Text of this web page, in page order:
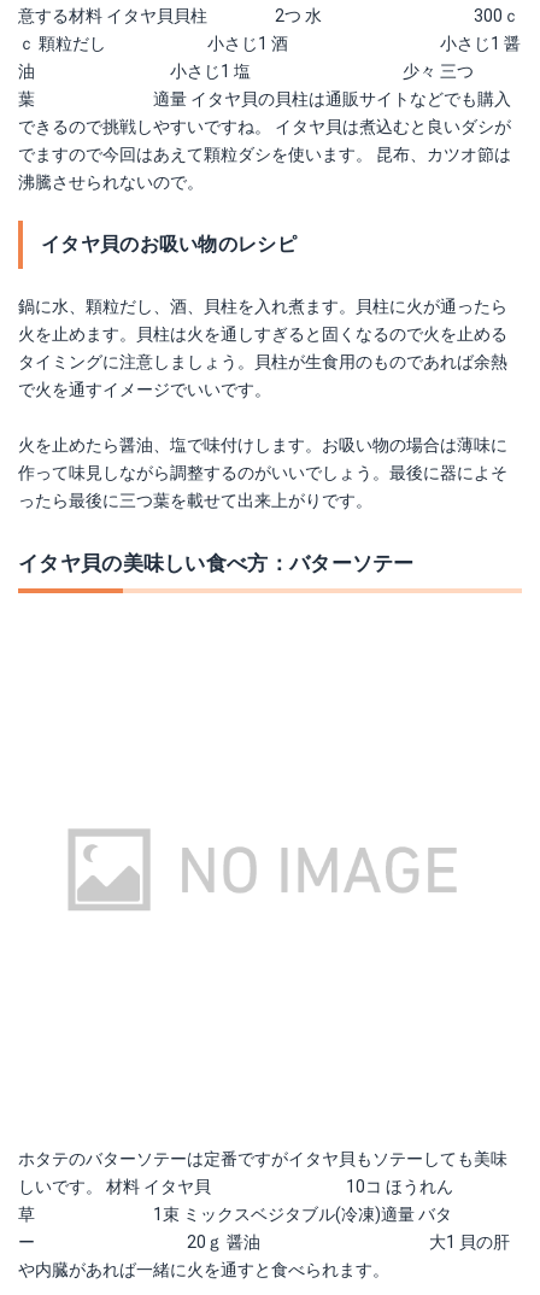
意する材料 イタヤ貝貝柱 2つ 水 300ｃ
ｃ 顆粒だし 小さじ1 酒 小さじ1 醤
油 小さじ1 塩 少々 三つ
葉 適量 イタヤ貝の貝柱は通販サイトなどでも購入
できるので挑戦しやすいですね。 イタヤ貝は煮込むと良いダシが
でますので今回はあえて顆粒ダシを使います。 昆布、カツオ節は
沸騰させられないので。
イタヤ貝のお吸い物のレシピ
鍋に水、顆粒だし、酒、貝柱を入れ煮ます。貝柱に火が通ったら
火を止めます。貝柱は火を通しすぎると固くなるので火を止める
タイミングに注意しましょう。貝柱が生食用のものであれば余熱
で火を通すイメージでいいです。
火を止めたら醤油、塩で味付けします。お吸い物の場合は薄味に
作って味見しながら調整するのがいいでしょう。最後に器によそ
ったら最後に三つ葉を載せて出来上がりです。
イタヤ貝の美味しい食べ方：バターソテー
ホタテのバターソテーは定番ですがイタヤ貝もソテーしても美味
しいです。 材料 イタヤ貝 10コ ほうれん
草 1束 ミックスベジタブル(冷凍)適量 バタ
ー 20ｇ 醤油 大1 貝の肝
や内臓があれば一緒に火を通すと食べられます。